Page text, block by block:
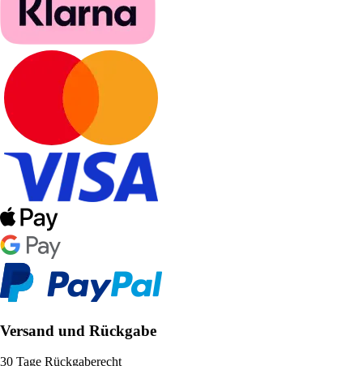
Versand und Rückgabe
30 Tage Rückgaberecht